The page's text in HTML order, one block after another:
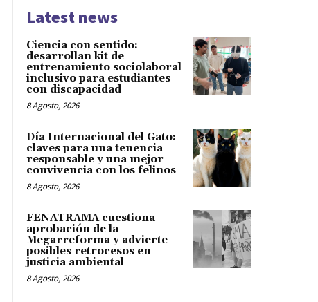
Latest news
Ciencia con sentido:
desarrollan kit de
entrenamiento sociolaboral
inclusivo para estudiantes
con discapacidad
8 Agosto, 2026
Día Internacional del Gato:
claves para una tenencia
responsable y una mejor
convivencia con los felinos
8 Agosto, 2026
FENATRAMA cuestiona
aprobación de la
Megarreforma y advierte
posibles retrocesos en
justicia ambiental
8 Agosto, 2026